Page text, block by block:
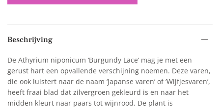
Beschrijving
De Athyrium niponicum ‘Burgundy Lace’ mag je met een
gerust hart een opvallende verschijning noemen. Deze varen,
die ook luistert naar de naam ‘Japanse varen’ of ‘Wijfjesvaren’,
heeft fraai blad dat zilvergroen gekleurd is en naar het
midden kleurt naar paars tot wijnrood. De plant is